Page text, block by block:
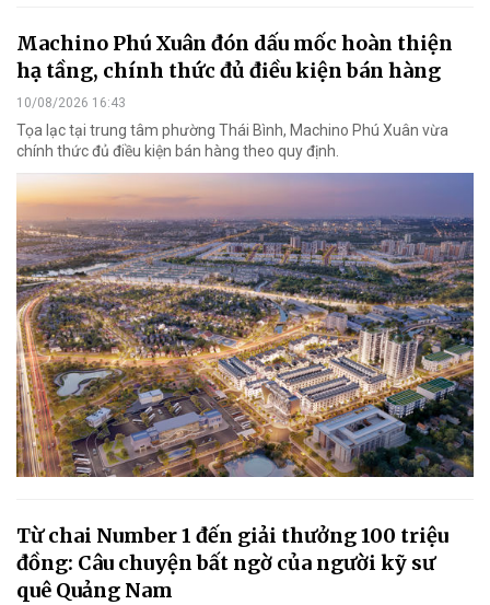
Machino Phú Xuân đón dấu mốc hoàn thiện
hạ tầng, chính thức đủ điều kiện bán hàng
10/08/2026 16:43
Tọa lạc tại trung tâm phường Thái Bình, Machino Phú Xuân vừa
chính thức đủ điều kiện bán hàng theo quy định.
Từ chai Number 1 đến giải thưởng 100 triệu
đồng: Câu chuyện bất ngờ của người kỹ sư
quê Quảng Nam